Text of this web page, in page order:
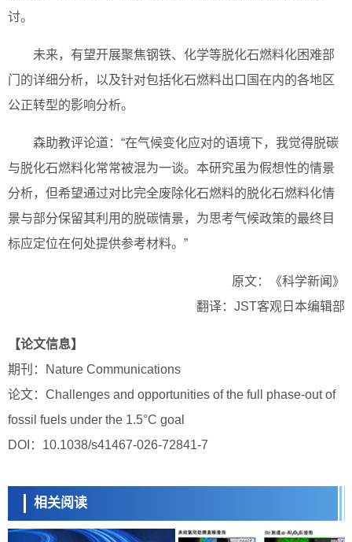
讨。
未来，有望开展聚焦钢铁、化学等脱化石燃料化困难部
门的详细分析，以及针对包括化石燃料出口国在内的各地区
公正转型的影响分析。
森助教评论道：“在气候变化应对的语境下，我觉得脱碳
与脱化石燃料化常常被混为一谈。本研究虽为假想性的情景
分析，但希望通过对比完全废除化石燃料的脱化石燃料化情
景与部分保留其利用的脱碳情景，为思考气候政策的最终目
标应定位在何处提供参考材料。”
原文：《科学新闻》
翻译：JST客观日本编辑部
【论文信息】
期刊：Nature Communications
论文：Challenges and opportunities of the full phase-out of
fossil fuels under the 1.5°C goal
DOI：10.1038/s41467-026-72841-7
相关阅读